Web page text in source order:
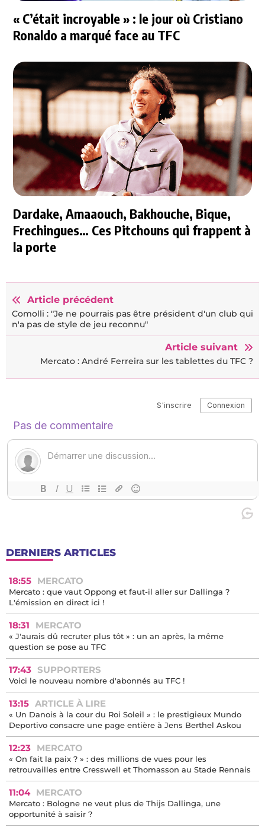
« C’était incroyable » : le jour où Cristiano
Ronaldo a marqué face au TFC
Dardake, Amaaouch, Bakhouche, Bique,
Frechingues… Ces Pitchouns qui frappent à
la porte
Article précédent
Comolli : "Je ne pourrais pas être président d'un club qui
n'a pas de style de jeu reconnu"
Article suivant
Mercato : André Ferreira sur les tablettes du TFC ?
DERNIERS ARTICLES
18:55 MERCATO
Mercato : que vaut Oppong et faut-il aller sur Dallinga ?
L'émission en direct ici !
18:31 MERCATO
« J'aurais dû recruter plus tôt » : un an après, la même
question se pose au TFC
17:43 SUPPORTERS
Voici le nouveau nombre d'abonnés au TFC !
13:15 ARTICLE À LIRE
« Un Danois à la cour du Roi Soleil » : le prestigieux Mundo
Deportivo consacre une page entière à Jens Berthel Askou
12:23 MERCATO
« On fait la paix ? » : des millions de vues pour les
retrouvailles entre Cresswell et Thomasson au Stade Rennais
11:04 MERCATO
Mercato : Bologne ne veut plus de Thijs Dallinga, une
opportunité à saisir ?